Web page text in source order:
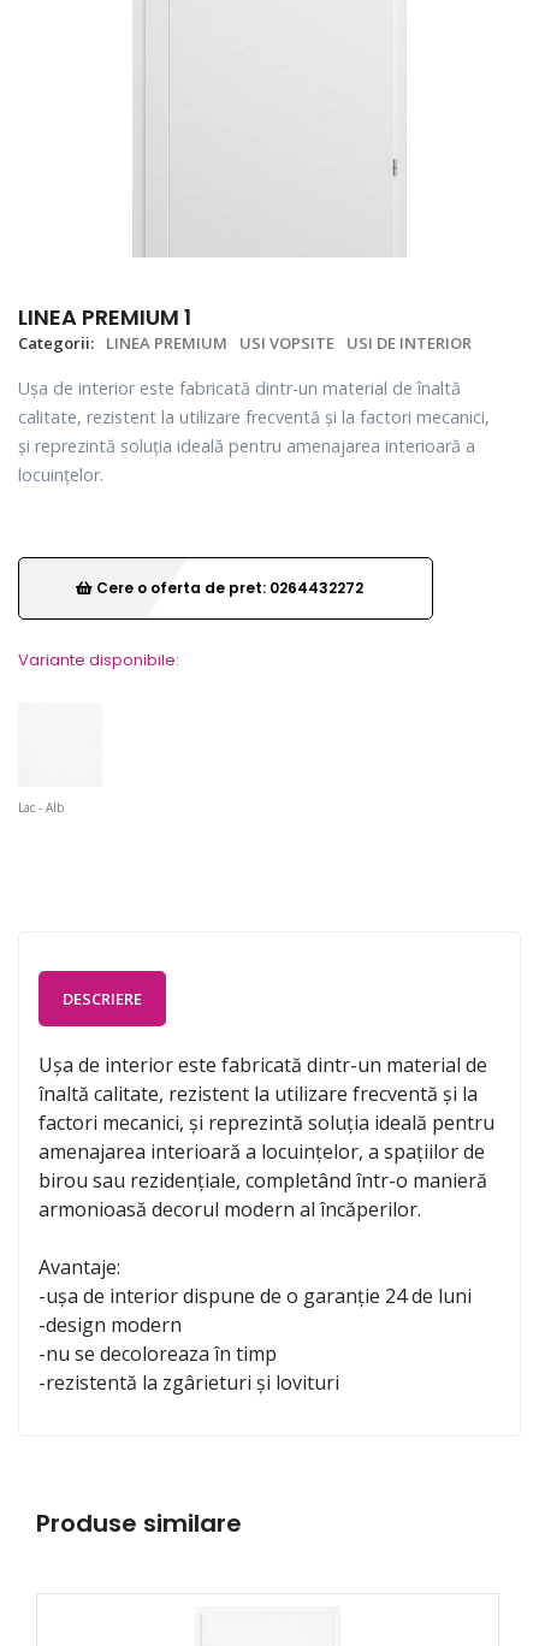
LINEA PREMIUM 1
Categorii: LINEA PREMIUM USI VOPSITE USI DE INTERIOR
Ușa de interior este fabricată dintr-un material de înaltă
calitate, rezistent la utilizare frecventă și la factori mecanici,
și reprezintă soluția ideală pentru amenajarea interioară a
locuințelor.
Cere o oferta de pret: 0264432272
Variante disponibile:
Lac - Alb
DESCRIERE
Ușa de interior este fabricată dintr-un material de
înaltă calitate, rezistent la utilizare frecventă și la
factori mecanici, și reprezintă soluția ideală pentru
amenajarea interioară a locuințelor, a spațiilor de
birou sau rezidențiale, completând într-o manieră
armonioasă decorul modern al încăperilor.
Avantaje:
-ușa de interior dispune de o garanție 24 de luni
-design modern
-nu se decoloreaza în timp
-rezistentă la zgârieturi și lovituri
Produse similare